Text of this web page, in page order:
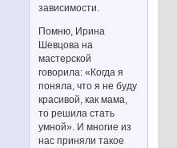
зависимости.
Помню, Ирина
Шевцова на
мастерской
говорила: «Когда я
поняла, что я не буду
красивой, как мама,
то решила стать
умной». И многие из
нас приняли такое